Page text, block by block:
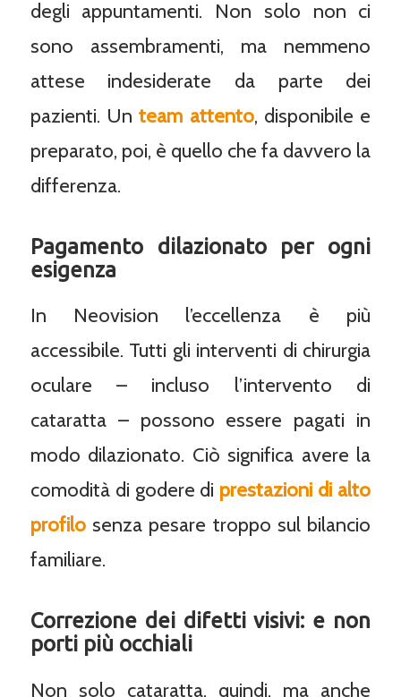
degli appuntamenti. Non solo non ci
sono assembramenti, ma nemmeno
attese indesiderate da parte dei
pazienti. Un team attento, disponibile e
preparato, poi, è quello che fa davvero la
differenza.
Pagamento dilazionato per ogni
esigenza
In Neovision l’eccellenza è più
accessibile. Tutti gli interventi di chirurgia
oculare – incluso l’intervento di
cataratta – possono essere pagati in
modo dilazionato. Ciò significa avere la
comodità di godere di prestazioni di alto
profilosenza pesare troppo sul bilancio
familiare.
Correzione dei difetti visivi: e non
porti più occhiali
Non solo cataratta, quindi, ma anche